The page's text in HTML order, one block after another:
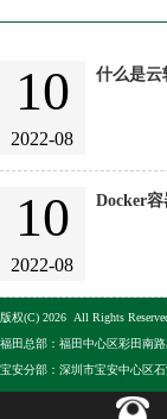
10
2022-08
什么是云
10
2022-08
Docker
版权(C) 2026 All Rights
福田总部：福田中心区彩田南
宝安分部：深圳市宝安中心区